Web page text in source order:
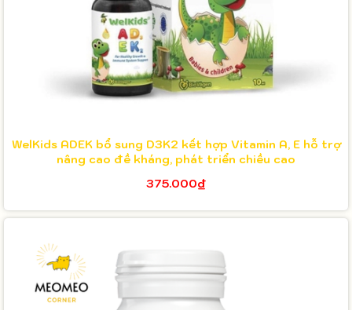
WelKids ADEK bổ sung D3K2 kết hợp Vitamin A, E hỗ trợ
nâng cao đề kháng, phát triển chiều cao
375.000₫